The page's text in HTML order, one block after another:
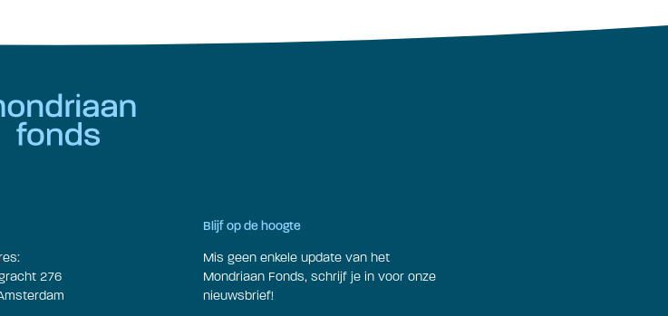
276
Blijf op de hoogte
Mis geen enkele update van het
Mondriaan Fonds, schrijf je in voor onze
nieuwsbrief!